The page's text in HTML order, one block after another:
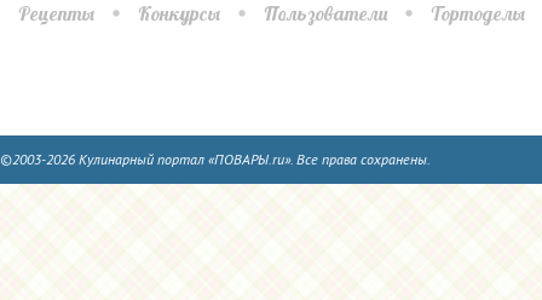
Рецепты Конкурсы Пользователи Тортоделы
©2003-2026 Кулинарный портал «ПОВАРЫ.ru». Все права сохранены.